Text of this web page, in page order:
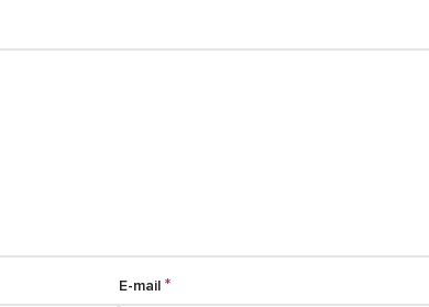
E-mail *